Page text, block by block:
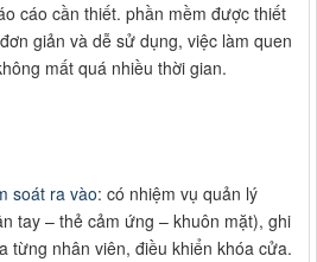
cáo cần thiết. phần mềm được thiết
giản và dễ sử dụng, việc làm quen
mất quá nhiều thời gian.
soát ra vào: có nhiệm vụ quản lý
tay – thẻ cảm ứng – khuôn mặt), ghi
từng nhân viên, điều khiển khóa cửa.